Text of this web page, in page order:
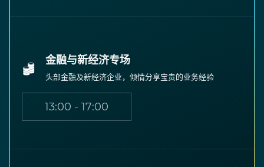
金融与新经济专场
头部金融及新经济企业，倾情分享宝贵的业务经验
13:00 - 17:00